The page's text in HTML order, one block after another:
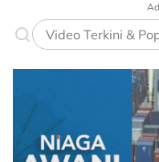
Video Terkini &